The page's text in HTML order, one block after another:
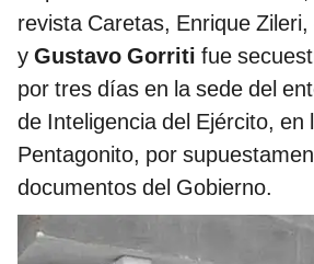
revista Caretas, Enrique
y Gustavo Gorriti fue
por tres días en la sede del
de Inteligencia del Ejército, en
Pentagonito, por
documentos del Gobierno.